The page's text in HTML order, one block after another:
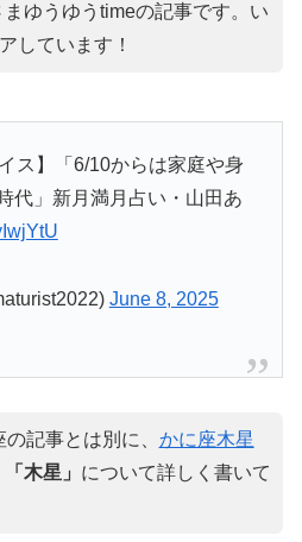
ゆうゆうtimeの記事です。い
しています！
ス】「6/10からは家庭や身
代」新月満月占い・山田あ
June 8, 2025
の記事とは別に、 かに座木星
「木星」 について詳しく書いて